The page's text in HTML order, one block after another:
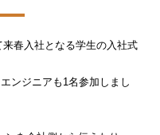
春入社となる学生の入社式
ンジニアも1名参加しまし